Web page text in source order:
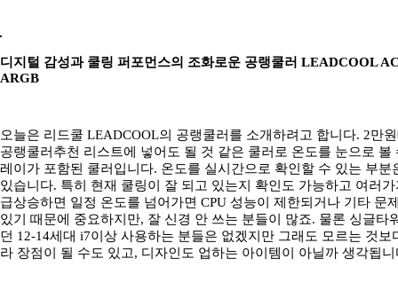
디지털 감성과 쿨링 퍼포먼스의 조화로운 공랭쿨러 LEADCOOL
ARGB
오늘은 리드쿨 LEADCOOL의 공랭쿨러를 소개하려고 합니다. 2만
공랭쿨러추천 리스트에 넣어도 될 것 같은 쿨러로 온도를 눈으로 볼
레이가 포함된 쿨러입니다. 온도를 실시간으로 확인할 수 있는 부분
있습니다. 특히 현재 쿨링이 잘 되고 있는지 확인도 가능하고 여러
급상승하면 일정 온도를 넘어가면 CPU 성능이 제한되거나 기타 문
있기 때문에 중요하지만, 잘 신경 안 쓰는 분들이 많죠. 물론 싱글타
던 12-14세대 i7이상 사용하는 분들은 없겠지만 그래도 모르는 것보
라 장점이 될 수도 있고, 디자인도 업하는 아이템이 아닐까 생각됩